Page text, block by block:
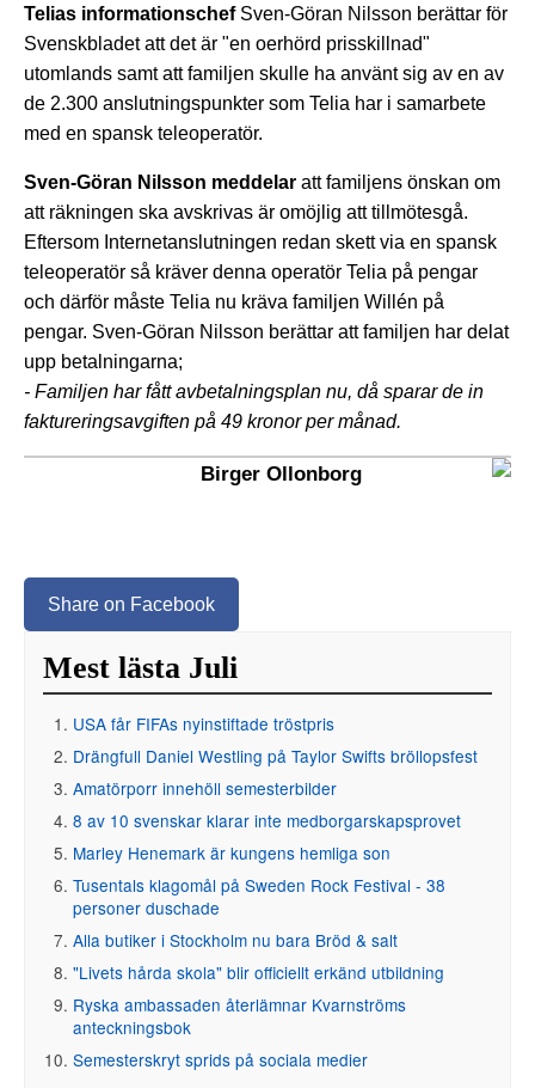
Telias informationschefSven-Göran Nilsson berättar för
Svenskbladet att det är "en oerhörd prisskillnad"
utomlands samt att familjen skulle ha använt sig av en av
de 2.300 anslutningspunkter som Telia har i samarbete
med en spansk teleoperatör.
Sven-Göran Nilsson meddelar att familjens önskan om
att räkningen ska avskrivas är omöjlig att tillmötesgå.
Eftersom Internetanslutningen redan skett via en spansk
teleoperatör så kräver denna operatör Telia på pengar
och därför måste Telia nu kräva familjen Willén på
pengar. Sven-Göran Nilsson berättar att familjen har delat
upp betalningarna;
- Familjen har fått avbetalningsplan nu, då sparar de in
faktureringsavgiften på 49 kronor per månad.
Birger Ollonborg
Share on Facebook
Mest lästa Juli
USA får FIFAs nyinstiftade tröstpris
Drängfull Daniel Westling på Taylor Swifts bröllopsfest
Amatörporr innehöll semesterbilder
8 av 10 svenskar klarar inte medborgarskapsprovet
Marley Henemark är kungens hemliga son
Tusentals klagomål på Sweden Rock Festival - 38
personer duschade
Alla butiker i Stockholm nu bara Bröd & salt
"Livets hårda skola" blir officiellt erkänd utbildning
Ryska ambassaden återlämnar Kvarnströms
anteckningsbok
Semesterskryt sprids på sociala medier